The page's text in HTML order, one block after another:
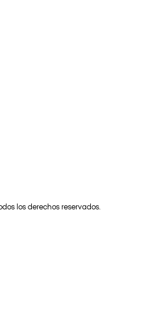
los derechos reservados.